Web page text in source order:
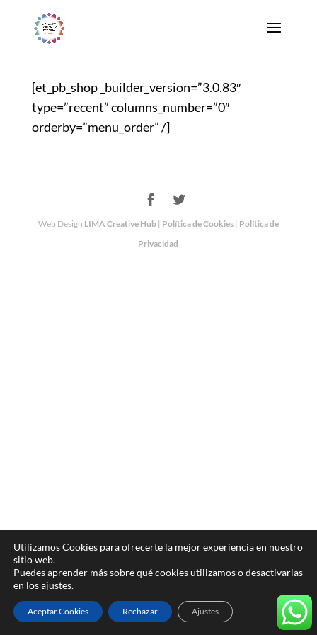
[et_pb_shop _builder_version=”3.0.83″
type=”recent” columns_number=”0″
orderby=”menu_order” /]
Web Design LIMA Creative Hub| Política de Cookies| Política de
Privacidad
Utilizamos Cookies para ofrecerte la mejor experiencia en nuestro
sitio web.
Puedes aprender más sobre qué cookies utilizamos o desactivarlas
en los ajustes.
Aceptar Cookies Rechazar Ajustes